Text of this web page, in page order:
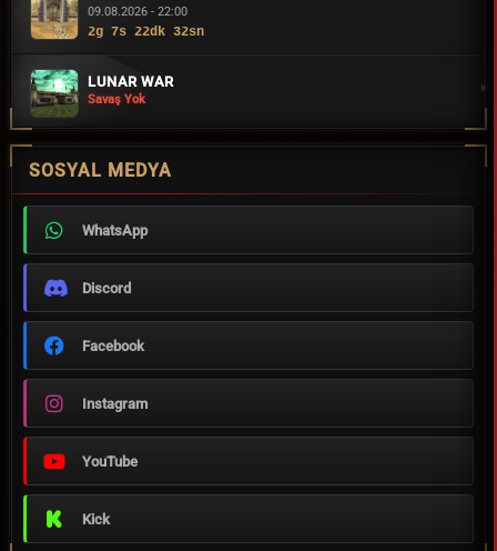
09.08.2026 - 22:00
2g 7s 22dk 31sn
LUNAR WAR
Savaş Yok
SOSYAL MEDYA
WhatsApp
Discord
Facebook
Instagram
YouTube
Kick